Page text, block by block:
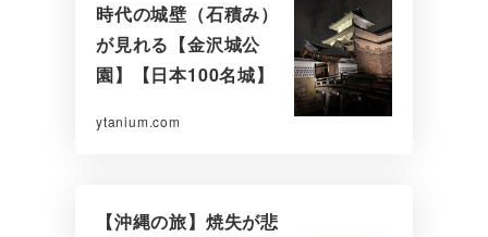
時代の城壁（石積み）
が見れる【金沢城公
園】【日本100名城】
ytanium.com
【沖縄の旅】焼失が悲